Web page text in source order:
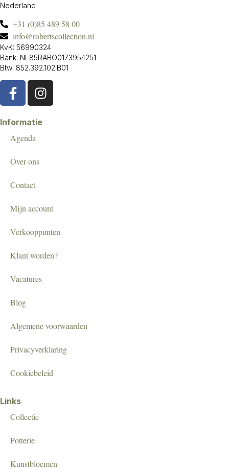
Nederland
+31 (0)85 489 58 00
info@robertscollection.nl
KvK: 56990324
Bank: NL85RABO0173954251
Btw: 852.392.102.B01
Informatie
Agenda
Over ons
Contact
Mijn account
Verkooppunten
Klant worden?
Vacatures
Blog
Algemene voorwaarden
Privacyverklaring
Cookiebeleid
Links
Collectie
Potterie
Kunstbloemen